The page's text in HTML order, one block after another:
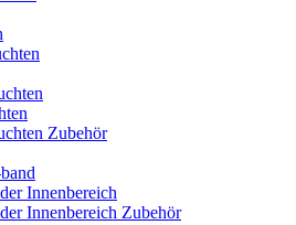
Zubehör
Innenbereich
Innenbereich Zubehör